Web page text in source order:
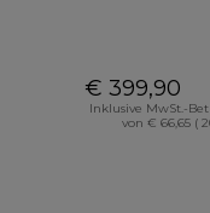
€ 399,90
Inklusive MwSt.-
von € 66,65 (